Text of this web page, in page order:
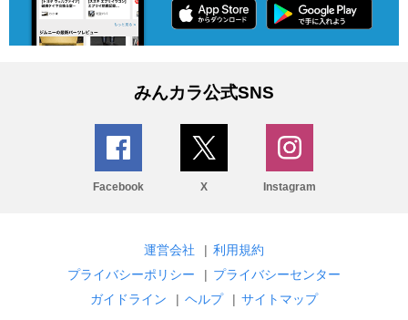
みんカラ公式SNS
Facebook X Instagram
運営会社 | 利用規約
プライバシーポリシー
| プライバシーセンター
ガイドライン
| ヘルプ | サイトマップ